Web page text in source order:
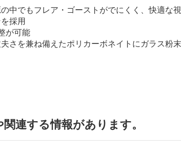
中でもフレア・ゴーストがでにくく、快適な
採用
が可能
さを兼ね備えたポリカーボネイトにガラス粉
連する情報があります。